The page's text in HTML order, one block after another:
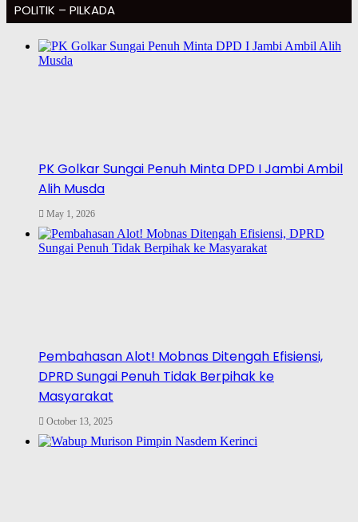
POLITIK – PILKADA
PK Golkar Sungai Penuh Minta DPD I Jambi Ambil
Alih Musda
May 1, 2026
Pembahasan Alot! Mobnas Ditengah Efisiensi,
DPRD Sungai Penuh Tidak Berpihak ke
Masyarakat
October 13, 2025